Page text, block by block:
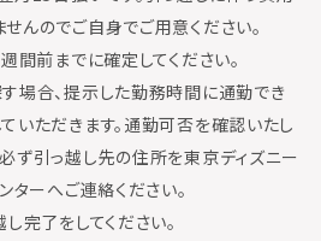
んのでご自身でご用意ください。
間前までに確定してください。
場合、提示した勤務時間に通勤でき
いただきます。通勤可否を確認いたし
ず引っ越し先の住所を東京ディズニー
ターへご連絡ください。
完了をしてください。